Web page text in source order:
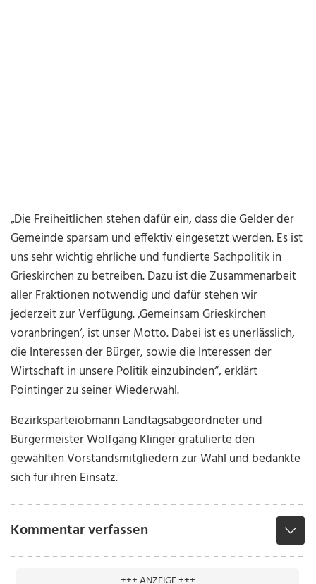
„Die Freiheitlichen stehen dafür ein, dass die Gelder der
Gemeinde sparsam und effektiv eingesetzt werden. Es ist
uns sehr wichtig ehrliche und fundierte Sachpolitik in
Grieskirchen zu betreiben. Dazu ist die Zusammenarbeit
aller Fraktionen notwendig und dafür stehen wir
jederzeit zur Verfügung. ‚Gemeinsam Grieskirchen
voranbringen‘, ist unser Motto. Dabei ist es unerlässlich,
die Interessen der Bürger, sowie die Interessen der
Wirtschaft in unsere Politik einzubinden“, erklärt
Pointinger zu seiner Wiederwahl.
Bezirksparteiobmann Landtagsabgeordneter und
Bürgermeister Wolfgang Klinger gratulierte den
gewählten Vorstandsmitgliedern zur Wahl und bedankte
sich für ihren Einsatz.
Kommentar verfassen